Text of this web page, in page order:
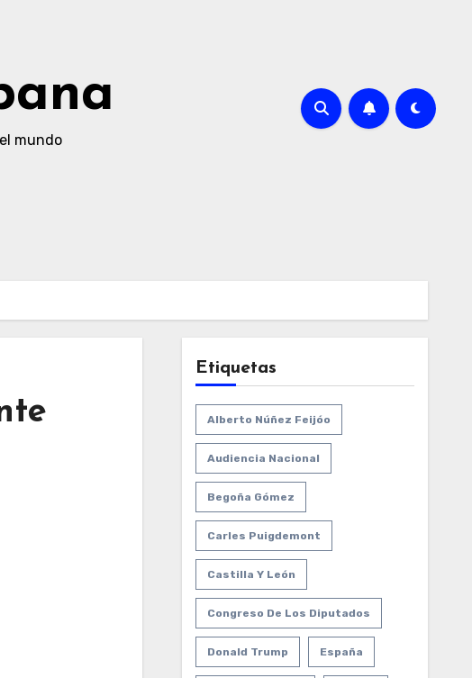
mundo
Etiquetas
Alberto Núñez Feijóo
Audiencia Nacional
Begoña Gómez
Carles Puigdemont
Castilla Y León
Congreso De Los Diputados
Donald Trump España